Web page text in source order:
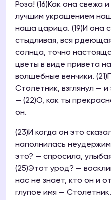
Роза! (16)Как она свежа
лучшим украшением
наша царица. (19)И она
стыдливая, вся
солнца, точно
цветы в виде привета
волшебные венчики.
Столетник, взглянул —
— (22)О, как ты
он.
(23)И когда он это
наполнилась
это? — спросила,
(25)Этот урод? —
нас не знает, кто он и
глупое имя —